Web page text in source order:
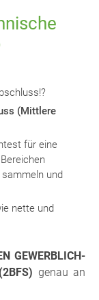
(Mittlere
für eine
und
nette und
GEWERBLICH-
genau an